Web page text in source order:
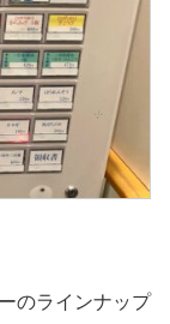
のラインナップ